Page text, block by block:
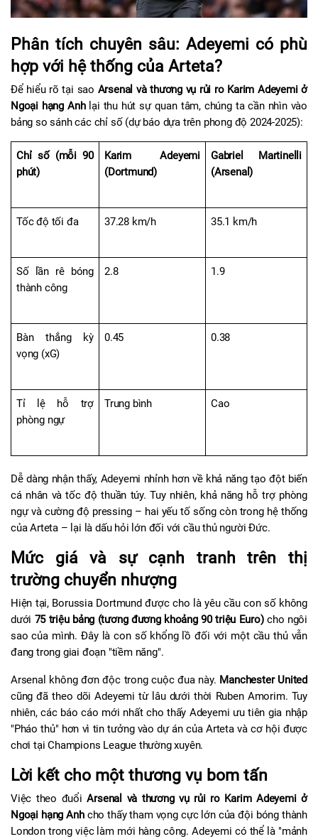
Phân tích chuyên sâu: Adeyemi có phù
hợp với hệ thống của Arteta?
Để hiểu rõ tại sao Arsenal và thương vụ rủi ro Karim Adeyemi ở
Ngoại hạng Anh lại thu hút sự quan tâm, chúng ta cần nhìn vào
bảng so sánh các chỉ số (dự báo dựa trên phong độ 2024-2025):
Chỉ số (mỗi 90
phút)
Karim Adeyemi
(Dortmund)
Gabriel Martinelli
(Arsenal)
Tốc độ tối đa 37.28 km/h 35.1 km/h
Số lần rê bóng
thành công
2.8 1.9
Bàn thắng kỳ
vọng (xG)
0.45 0.38
Tỉ lệ hỗ trợ
phòng ngự
Trung bình Cao
Dễ dàng nhận thấy, Adeyemi nhỉnh hơn về khả năng tạo đột biến
cá nhân và tốc độ thuần túy. Tuy nhiên, khả năng hỗ trợ phòng
ngự và cường độ pressing – hai yếu tố sống còn trong hệ thống
của Arteta – lại là dấu hỏi lớn đối với cầu thủ người Đức.
Mức giá và sự cạnh tranh trên thị
trường chuyển nhượng
Hiện tại, Borussia Dortmund được cho là yêu cầu con số không
dưới 75 triệu bảng (tương đương khoảng 90 triệu Euro) cho ngôi
sao của mình. Đây là con số khổng lồ đối với một cầu thủ vẫn
đang trong giai đoạn "tiềm năng".
Arsenal không đơn độc trong cuộc đua này. Manchester United
cũng đã theo dõi Adeyemi từ lâu dưới thời Ruben Amorim. Tuy
nhiên, các báo cáo mới nhất cho thấy Adeyemi ưu tiên gia nhập
"Pháo thủ" hơn vì tin tưởng vào dự án của Arteta và cơ hội được
chơi tại Champions League thường xuyên.
Lời kết cho một thương vụ bom tấn
Việc theo đuổi Arsenal và thương vụ rủi ro Karim Adeyemi ở
Ngoại hạng Anh cho thấy tham vọng cực lớn của đội bóng thành
London trong việc làm mới hàng công. Adeyemi có thể là "mảnh